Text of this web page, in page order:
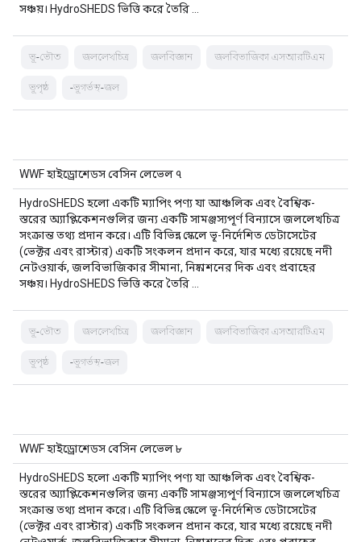
সঞ্চয়। HydroSHEDS ভিত্তি করে তৈরি …
ভূ-ভৌত জললেখচিত্র জলবিজ্ঞান জলবিভাজিকা এসআরটিএম
ভূপৃষ্ঠ -ভূগর্ভস্থ-জল
WWF হাইড্রোশেডস বেসিন লেভেল ৭
HydroSHEDS হলো একটি ম্যাপিং পণ্য যা আঞ্চলিক এবং বৈশ্বিক-
স্তরের অ্যাপ্লিকেশনগুলির জন্য একটি সামঞ্জস্যপূর্ণ বিন্যাসে জললেখচিত্র
সংক্রান্ত তথ্য প্রদান করে। এটি বিভিন্ন স্কেলে ভূ-নির্দেশিত ডেটাসেটের
(ভেক্টর এবং রাস্টার) একটি সংকলন প্রদান করে, যার মধ্যে রয়েছে নদী
নেটওয়ার্ক, জলবিভাজিকার সীমানা, নিষ্কাশনের দিক এবং প্রবাহের
সঞ্চয়। HydroSHEDS ভিত্তি করে তৈরি …
ভূ-ভৌত জললেখচিত্র জলবিজ্ঞান জলবিভাজিকা এসআরটিএম
ভূপৃষ্ঠ -ভূগর্ভস্থ-জল
WWF হাইড্রোশেডস বেসিন লেভেল ৮
HydroSHEDS হলো একটি ম্যাপিং পণ্য যা আঞ্চলিক এবং বৈশ্বিক-
স্তরের অ্যাপ্লিকেশনগুলির জন্য একটি সামঞ্জস্যপূর্ণ বিন্যাসে জললেখচিত্র
সংক্রান্ত তথ্য প্রদান করে। এটি বিভিন্ন স্কেলে ভূ-নির্দেশিত ডেটাসেটের
(ভেক্টর এবং রাস্টার) একটি সংকলন প্রদান করে, যার মধ্যে রয়েছে নদী